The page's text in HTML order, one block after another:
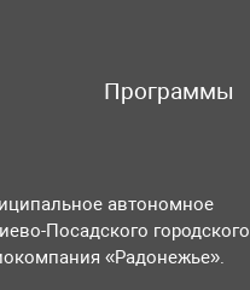
Программы
автономное
Посадского городского
«Радонежье».